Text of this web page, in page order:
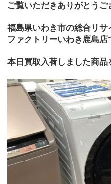
ご覧いただきありがとうご
福島県いわき市の総合リ
ファクトリーいわき鹿島店
本日買取入荷しました商品